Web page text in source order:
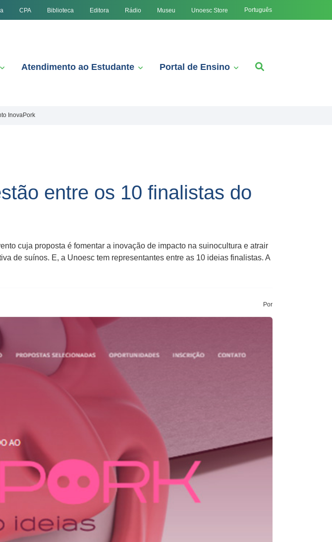
CPA Biblioteca Editora Rádio Museu Unoesc Store Português
Atendimento ao Estudante Portal de Ensino
InovaPork
entre os 10 finalistas do
cuja proposta é fomentar a inovação de impacto na suinocultura e atrair
de suínos. E, a Unoesc tem representantes entre as 10 ideias finalistas. A
Por